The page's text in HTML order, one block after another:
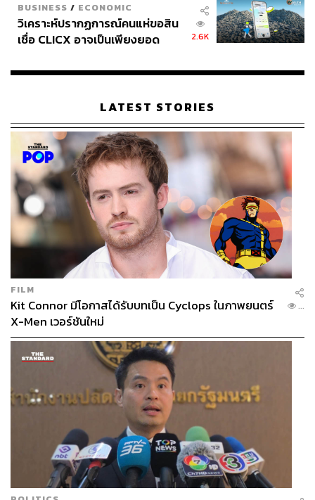
BUSINESS / ECONOMIC
วิเคราะห์ปรากฏการณ์คนแห่ขอสิน
เชื่อ CLICX อาจเป็นเพียงยอด
เรือนไทยที่ถูกซุกไว้
2.6K
LATEST STORIES
FILM
Kit Connor มีโอกาสได้รับบทเป็น Cyclops ในภาพยนตร์
X-Men เวอร์ชันใหม่
...